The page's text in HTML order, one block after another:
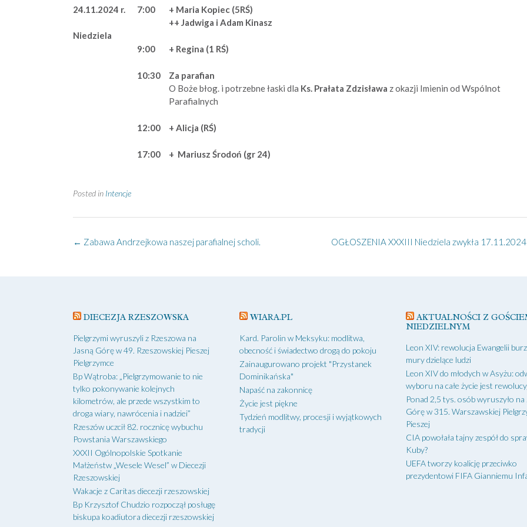
24.11.2024 r.
Niedziela
7:00
+ Maria Kopiec (5RŚ)
++ Jadwiga i Adam Kinasz
9:00 + Regina (1 RŚ)
10:30
Za parafian
O Boże błog. i potrzebne łaski dla Ks. Prałata Zdzisława z okazji Imienin od Wspólnot
Parafialnych
12:00 + Alicja (RŚ)
17:00 + Mariusz Środoń (gr 24)
Posted in Intencje
Post
OGŁOSZENIA XXXIII Niedziela zwykła
← Zabawa Andrzejkowa naszej parafialnej scholi.
DIECEZJA RZESZOWSKA
Pielgrzymi wyruszyli z Rzeszowa na
Jasną Górę w 49. Rzeszowskiej Pieszej
Pielgrzymce
Bp Wątroba: „Pielgrzymowanie to nie
tylko pokonywanie kolejnych
kilometrów, ale przede wszystkim to
droga wiary, nawrócenia i nadziei”
Rzeszów uczcił 82. rocznicę wybuchu
Powstania Warszawskiego
XXXII Ogólnopolskie Spotkanie
Małżeństw „Wesele Wesel” w Diecezji
Rzeszowskiej
Wakacje z Caritas diecezji rzeszowskiej
Bp Krzysztof Chudzio rozpoczął posługę
biskupa koadiutora diecezji rzeszowskiej
WIARA.PL
Kard. Parolin w Meksyku: modlitwa,
obecność i świadectwo drogą do pokoju
Zainaugurowano projekt "Przystanek
Dominikańska"
Napaść na zakonnicę
Życie jest piękne
Tydzień modlitwy, procesji i wyjątkowych
tradycji
AKTUALNOŚCI Z
NIEDZIELNYM
Leon XIV: rewolucja Ewangelii
mury dzielące ludzi
Leon XIV do młodych w Asyżu:
wyboru na całe życie jest
Ponad 2,5 tys. osób wyruszyło na
Górę w 315. Warszawskiej
Pieszej
CIA powołała tajny zespół do
Kuby?
UEFA tworzy koalicję przeciwko
prezydentowi FIFA Gianniemu